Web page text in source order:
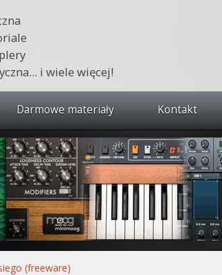
i wiele więcej!
i warsztaty
Darmowe materiały Kontakt
(freeware)